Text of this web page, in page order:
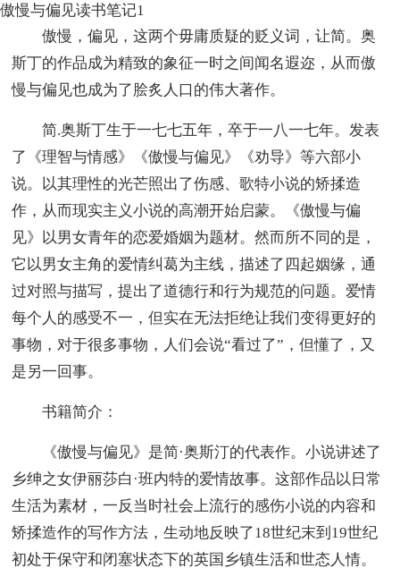
傲慢与偏见读书笔记1
傲慢，偏见，这两个毋庸质疑的贬义词，让简。奥
斯丁的作品成为精致的象征一时之间闻名遐迩，从而傲
慢与偏见也成为了脍炙人口的伟大著作。
简.奥斯丁生于一七七五年，卒于一八一七年。发表
了《理智与情感》《傲慢与偏见》《劝导》等六部小
说。以其理性的光芒照出了伤感、歌特小说的矫揉造
作，从而现实主义小说的高潮开始启蒙。《傲慢与偏
见》以男女青年的恋爱婚姻为题材。然而所不同的是，
它以男女主角的爱情纠葛为主线，描述了四起姻缘，通
过对照与描写，提出了道德行和行为规范的问题。爱情
每个人的感受不一，但实在无法拒绝让我们变得更好的
事物，对于很多事物，人们会说“看过了”，但懂了，又
是另一回事。
书籍简介：
《傲慢与偏见》是简·奥斯汀的代表作。小说讲述了
乡绅之女伊丽莎白·班内特的爱情故事。这部作品以日常
生活为素材，一反当时社会上流行的感伤小说的内容和
矫揉造作的写作方法，生动地反映了18世纪末到19世纪
初处于保守和闭塞状态下的英国乡镇生活和世态人情。